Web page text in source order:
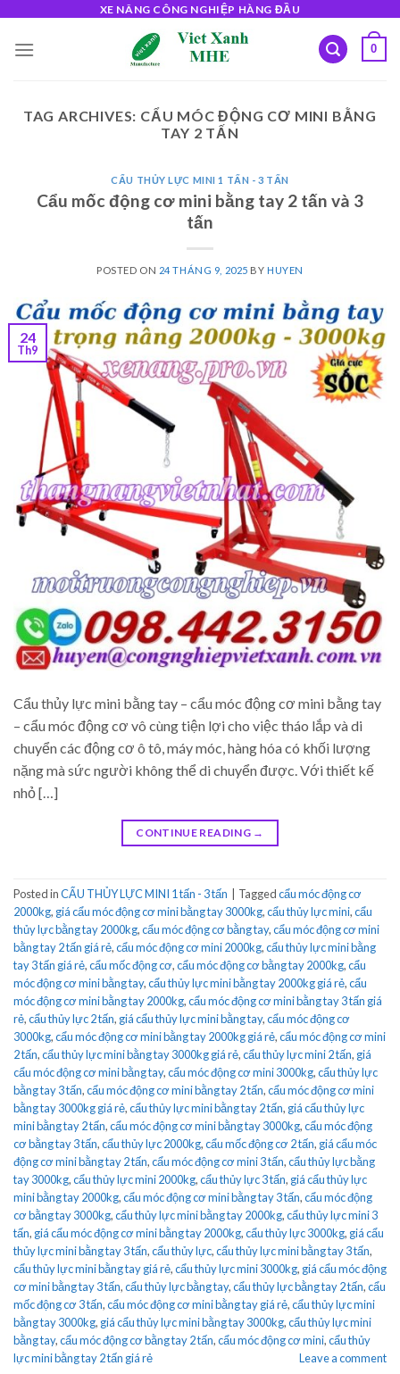
content
XE NÂNG CÔNG NGHIỆP HÀNG ĐẦU
0
TAG ARCHIVES: CẨU MÓC ĐỘNG CƠ MINI BẰNG
TAY 2 TẤN
CẨU THỦY LỰC MINI 1 TẤN - 3 TẤN
Cẩu mốc động cơ mini bằng tay 2 tấn và 3
tấn
POSTED ON 24 THÁNG 9, 2025 BY HUYEN
24
Th9
Cẩu thủy lực mini bằng tay – cẩu móc động cơ mini bằng tay
– cẩu móc động cơ vô cùng tiện lợi cho việc tháo lắp và di
chuyển các động cơ ô tô, máy móc, hàng hóa có khối lượng
nặng mà sức người không thể di chuyển được. Với thiết kế
nhỏ […]
CONTINUE READING →
Posted inCẨU THỦY LỰC MINI 1 tấn - 3 tấn Taggedcẩu móc động cơ
2000kg, giá cẩu móc động cơ mini bằng tay 3000kg,cẩu thủy lực mini,cẩu
thủy lực bằng tay 2000kg,cẩu móc động cơ bằng tay,cẩu móc động cơ mini
bằng tay 2 tấn giá rẻ,cẩu móc động cơ mini 2000kg,cẩu thủy lực mini bằng
tay 3 tấn giá rẻ,cẩu mốc động cơ,cẩu móc động cơ bằng tay 2000kg,cẩu
móc động cơ mini bằng tay,cẩu thủy lực mini bằng tay 2000kg giá rẻ,cẩu
móc động cơ mini bằng tay 2000kg,cẩu móc động cơ mini bằng tay 3 tấn giá
rẻ,cẩu thủy lực 2 tấn, giá cẩu thủy lực mini bằng tay,cẩu móc động cơ
3000kg,cẩu móc động cơ mini bằng tay 2000kg giá rẻ,cẩu móc động cơ mini
2 tấn,cẩu thủy lực mini bằng tay 3000kg giá rẻ,cẩu thủy lực mini 2 tấn, giá
cẩu móc động cơ mini bằng tay,cẩu móc động cơ mini 3000kg,cẩu thủy lực
bằng tay 3 tấn,cẩu móc động cơ mini bằng tay 2 tấn,cẩu móc động cơ mini
bằng tay 3000kg giá rẻ,cẩu thủy lực mini bằng tay 2 tấn, giá cẩu thủy lực
mini bằng tay 2 tấn,cẩu móc động cơ mini bằng tay 3000kg,cẩu móc động
cơ bằng tay 3 tấn,cẩu thủy lực 2000kg,cẩu mốc động cơ 2 tấn, giá cẩu móc
động cơ mini bằng tay 2 tấn,cẩu móc động cơ mini 3 tấn,cẩu thủy lực bằng
tay 3000kg,cẩu thủy lực mini 2000kg,cẩu thủy lực 3 tấn, giá cẩu thủy lực
mini bằng tay 2000kg,cẩu móc động cơ mini bằng tay 3 tấn,cẩu móc động
cơ bằng tay 3000kg,cẩu thủy lực mini bằng tay 2000kg,cẩu thủy lực mini 3
tấn, giá cẩu móc động cơ mini bằng tay 2000kg,cẩu thủy lực 3000kg, giá cẩu
thủy lực mini bằng tay 3 tấn,cẩu thủy lực,cẩu thủy lực mini bằng tay 3 tấn,
cẩu thủy lực mini bằng tay giá rẻ,cẩu thủy lực mini 3000kg, giá cẩu móc động
cơ mini bằng tay 3 tấn,cẩu thủy lực bằng tay,cẩu thủy lực bằng tay 2 tấn,cẩu
mốc động cơ 3 tấn,cẩu móc động cơ mini bằng tay giá rẻ,cẩu thủy lực mini
bằng tay 3000kg, giá cẩu thủy lực mini bằng tay 3000kg,cẩu thủy lực mini
bằng tay,cẩu móc động cơ bằng tay 2 tấn,cẩu móc động cơ mini,cẩu thủy
lực mini bằng tay 2 tấn giá rẻ
Leave a comment